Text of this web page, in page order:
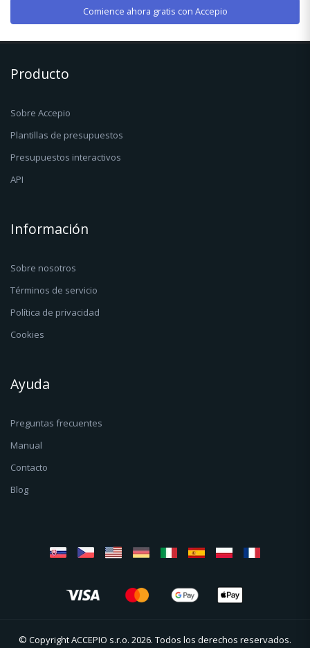
Comience ahora gratis con Accepio
Producto
Sobre Accepio
Plantillas de presupuestos
Presupuestos interactivos
API
Información
Sobre nosotros
Términos de servicio
Política de privacidad
Cookies
Ayuda
Preguntas frecuentes
Manual
Contacto
Blog
© Copyright ACCEPIO s.r.o. 2026. Todos los derechos reservados.